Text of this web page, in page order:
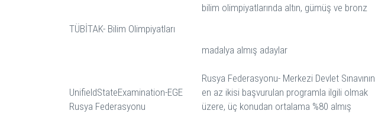
TÜBİTAK- Bilim Olimpiyatları
bilim olimpiyatlarında altın, gümüş ve bronz
madalya almış adaylar
UnifieldStateExamination-EGE
Rusya Federasyonu
Rusya Federasyonu- Merkezi Devlet Sınavının
en az ikisi başvurulan programla ilgili olmak
üzere, üç konudan ortalama %80 almış